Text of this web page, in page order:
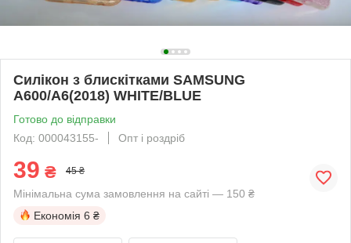
Силікон з блискітками SAMSUNG
A600/A6(2018) WHITE/BLUE
Готово до відправки
Код: 000043155-
Опт і роздріб
39 ₴ 45 ₴
Мінімальна сума замовлення на сайті — 150 ₴
Економія 6 ₴